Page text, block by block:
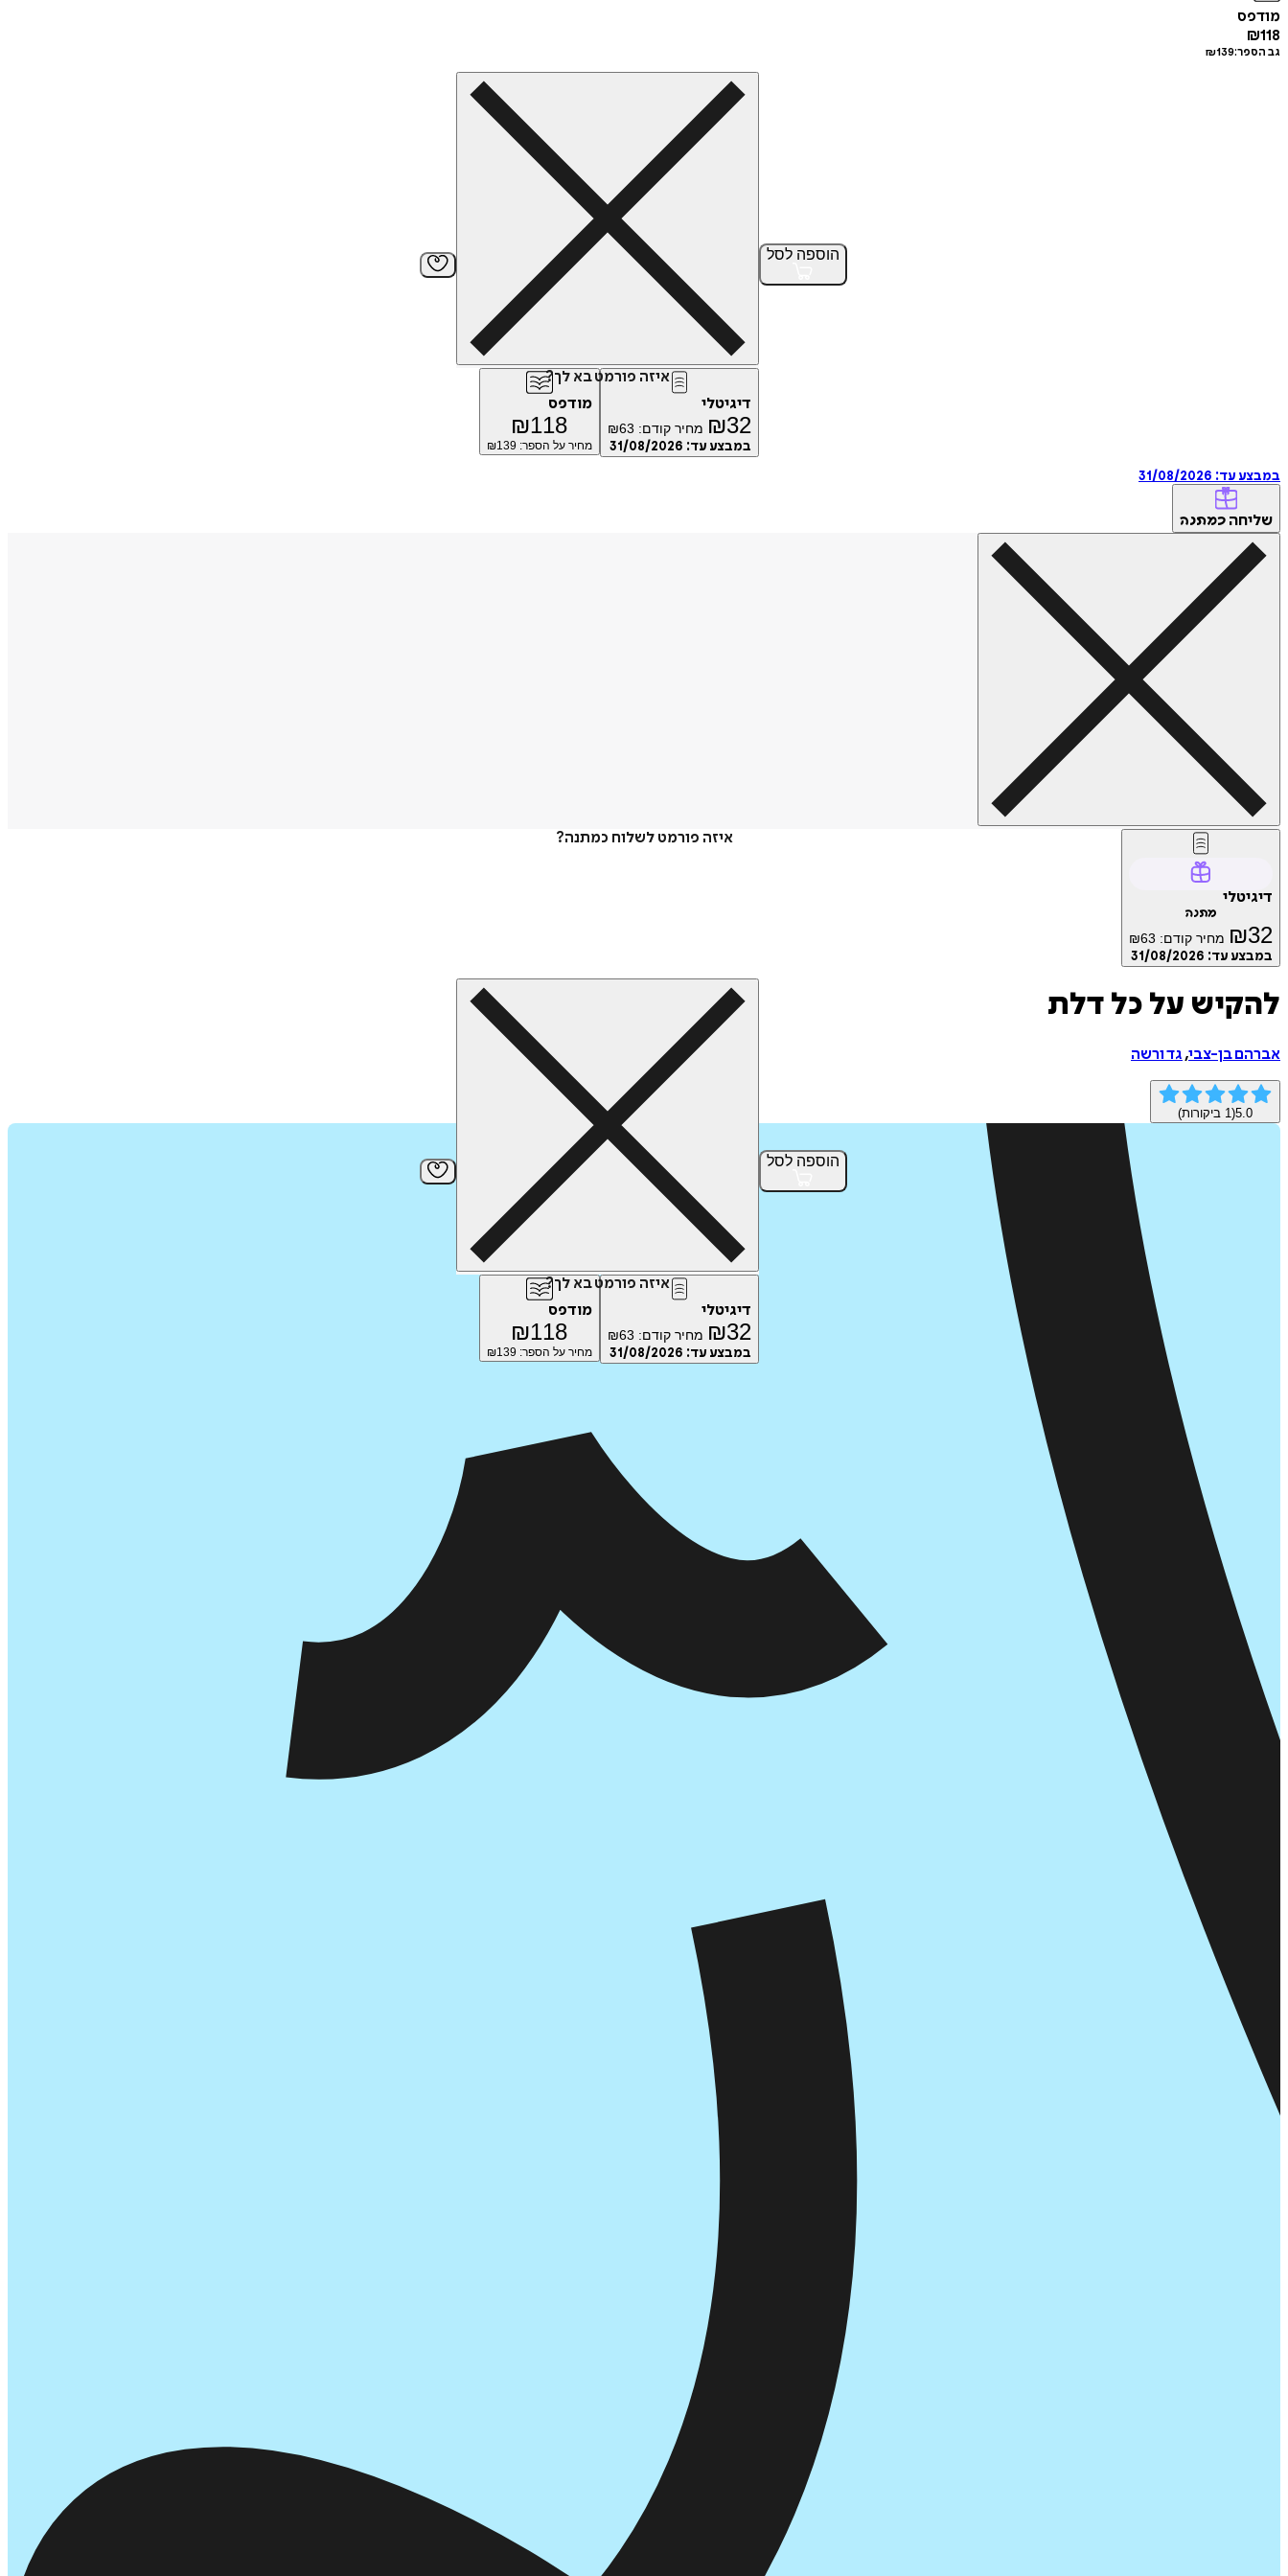
מודפס
₪118
גב הספר: ₪139
הוספה לסל
איזה פורמט בא לך?
דיגיטלי
₪32 מחיר קודם: ₪63
במבצע עד: 31/08/2026
מודפס
₪118
מחיר על הספר: ₪ 139
במבצע עד: 31/08/2026
שליחה כמתנה
איזה פורמט לשלוח כמתנה?
דיגיטלי
מתנה
₪32 מחיר קודם: ₪63
במבצע עד: 31/08/2026
הוספה לסל
איזה פורמט בא לך?
דיגיטלי
₪32 מחיר קודם: ₪63
במבצע עד: 31/08/2026
מודפס
₪118
מחיר על הספר: ₪ 139
להקיש על כל דלת
אברהם בן-צבי,גד ורשה
5.0
(
1 ביקורות)